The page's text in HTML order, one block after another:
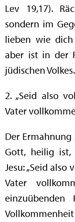
Lev 19,17).
sondern im
lieben wie dich
aber ist in der
jüdischen Volkes.
2. „Seid also
Vater
Der
Gott, heilig ist,
Jesu: „Seid
Vater